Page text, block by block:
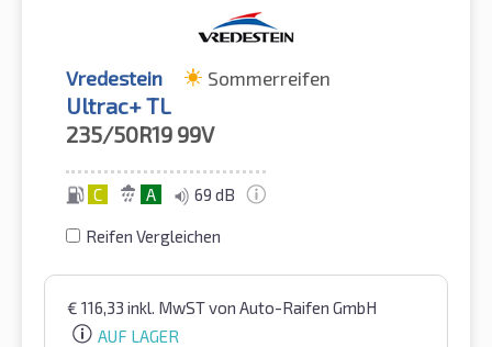
Vredestein Sommerreifen
Ultrac+ TL
235/50R19 99V
C A 69 dB
Reifen Vergleichen
€ 116,33 inkl. MwSTvon Auto-Raifen GmbH
AUF LAGER